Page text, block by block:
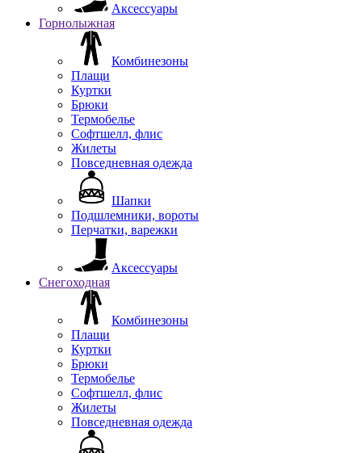
Аксессуары
Горнолыжная
Комбинезоны
Плащи
Куртки
Брюки
Термобелье
Софтшелл, флис
Жилеты
Повседневная одежда
Шапки
Подшлемники, вороты
Перчатки, варежки
Аксессуары
Снегоходная
Комбинезоны
Плащи
Куртки
Брюки
Термобелье
Софтшелл, флис
Жилеты
Повседневная одежда